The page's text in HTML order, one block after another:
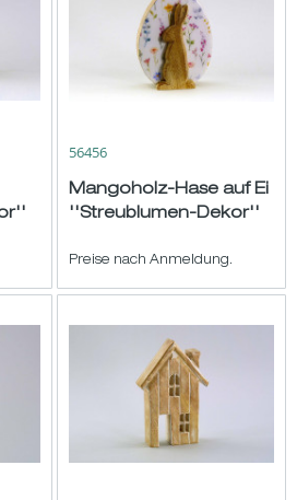
56456
Mangoholz-Hase auf Ei
''Streublumen-Dekor''
Preise nach Anmeldung.